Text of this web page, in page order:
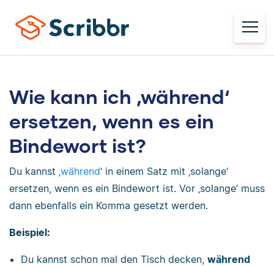
Wie kann ich ‚während‘
ersetzen, wenn es ein
Bindewort ist?
Du kannst ‚während‘ in einem Satz mit ‚solange‘
ersetzen, wenn es ein Bindewort ist. Vor ‚solange‘ muss
dann ebenfalls ein Komma gesetzt werden.
Beispiel:
Du kannst schon mal den Tisch decken,während